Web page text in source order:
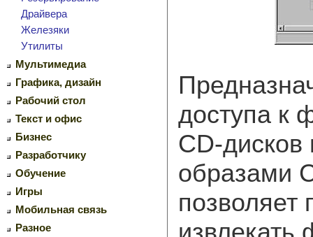
Драйвера
Железяки
Утилиты
Мультимедиа
Графика, дизайн
Рабочий стол
Текст и офис
Бизнес
Разработчику
Обучение
Игры
Мобильная связь
Разное
доступа к
CD-
образами
позволяет